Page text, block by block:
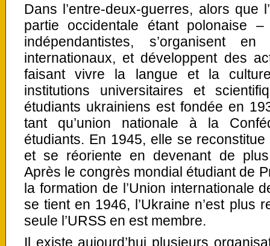
Dans l’entre-deux-guerres, alors que
partie occidentale étant polonaise
indépendantistes, s’organisent
internationaux, et développent des
faisant vivre la langue et la
institutions universitaires et
étudiants ukrainiens est fondée en
tant qu’union nationale à la
étudiants. En 1945, elle se
et se réoriente en devenant de
Après le congrès mondial étudiant de
la formation de l’Union internationale
se tient en 1946, l’Ukraine n’est plus
seule l’URSS en est membre.
Il existe aujourd’hui plusieurs